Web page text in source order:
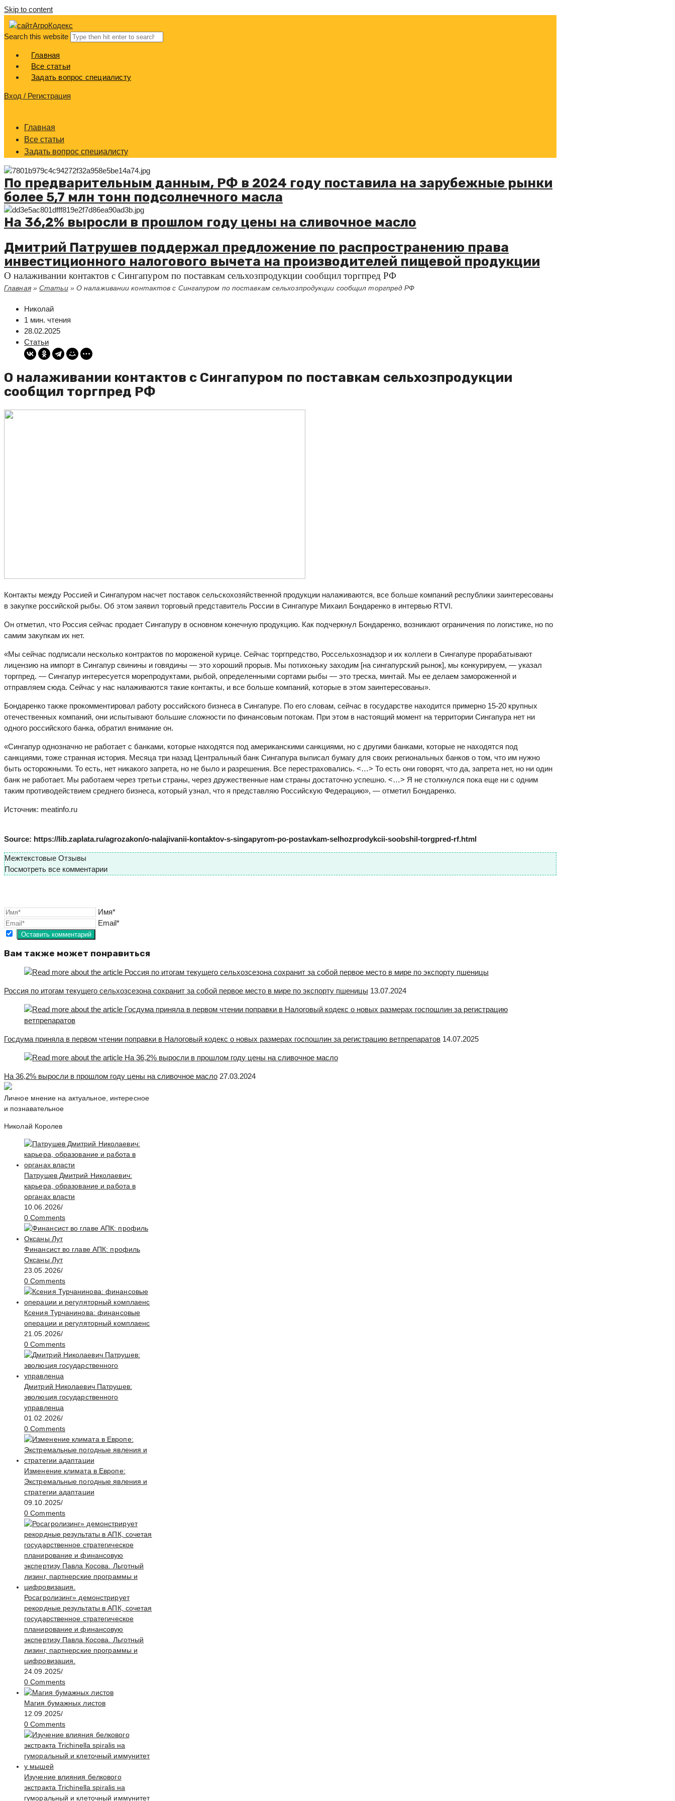
Skip to content
АгроКодекс
Search this website
Главная
Все статьи
Задать вопрос специалисту
Вход / Регистрация
Главная
Все статьи
Задать вопрос специалисту
По предварительным данным, РФ в 2024 году поставила на зарубежные рынки
более 5,7 млн тонн подсолнечного масла
На 36,2% выросли в прошлом году цены на сливочное масло
Дмитрий Патрушев поддержал предложение по распространению права
инвестиционного налогового вычета на производителей пищевой продукции
О налаживании контактов с Сингапуром по поставкам сельхозпродукции сообщил торгпред РФ
Главная»Статьи» О налаживании контактов с Сингапуром по поставкам сельхозпродукции сообщил торгпред РФ
Николай
1 мин. чтения
28.02.2025
Статьи
О налаживании контактов с Сингапуром по поставкам сельхозпродукции
сообщил торгпред РФ
Контакты между Россией и Сингапуром насчет поставок сельскохозяйственной продукции налаживаются, все больше компаний республики заинтересованы
в закупке российской рыбы. Об этом заявил торговый представитель России в Сингапуре Михаил Бондаренко в интервью RTVI.
Он отметил, что Россия сейчас продает Сингапуру в основном конечную продукцию. Как подчеркнул Бондаренко, возникают ограничения по логистике, но по
самим закупкам их нет.
«Мы сейчас подписали несколько контрактов по мороженой курице. Сейчас торгпредство, Россельхознадзор и их коллеги в Сингапуре прорабатывают
лицензию на импорт в Сингапур свинины и говядины — это хороший прорыв. Мы потихоньку заходим [на сингапурский рынок], мы конкурируем, — указал
торгпред. — Сингапур интересуется морепродуктами, рыбой, определенными сортами рыбы — это треска, минтай. Мы ее делаем замороженной и
отправляем сюда. Сейчас у нас налаживаются такие контакты, и все больше компаний, которые в этом заинтересованы».
Бондаренко также прокомментировал работу российского бизнеса в Сингапуре. По его словам, сейчас в государстве находится примерно 15-20 крупных
отечественных компаний, они испытывают большие сложности по финансовым потокам. При этом в настоящий момент на территории Сингапура нет ни
одного российского банка, обратил внимание он.
«Сингапур однозначно не работает с банками, которые находятся под американскими санкциями, но с другими банками, которые не находятся под
санкциями, тоже странная история. Месяца три назад Центральный банк Сингапура выписал бумагу для своих региональных банков о том, что им нужно
быть осторожными. То есть, нет никакого запрета, но не было и разрешения. Все перестраховались. <…> То есть они говорят, что да, запрета нет, но ни один
банк не работает. Мы работаем через третьи страны, через дружественные нам страны достаточно успешно. <…> Я не столкнулся пока еще ни с одним
таким противодействием среднего бизнеса, который узнал, что я представляю Российскую Федерацию», — отметил Бондаренко.
Источник: meatinfo.ru
Source: https://lib.zaplata.ru/agrozakon/o-nalajivanii-kontaktov-s-singapyrom-po-postavkam-selhozprodykcii-soobshil-torgpred-rf.html
Межтекстовые Отзывы
Посмотреть все комментарии
Имя*
Email*
Вам также может понравиться
Россия по итогам текущего сельхозсезона сохранит за собой первое место в мире по экспорту пшеницы 13.07.2024
Госдума приняла в первом чтении поправки в Налоговый кодекс о новых размерах госпошлин за регистрацию ветпрепаратов 14.07.2025
На 36,2% выросли в прошлом году цены на сливочное масло 27.03.2024
Личное мнение на актуальное, интересное
и познавательное
Николай Королев
Патрушев Дмитрий Николаевич:
карьера, образование и работа в
органах власти
10.06.2026/
0 Comments
Финансист во главе АПК: профиль
Оксаны Лут
23.05.2026/
0 Comments
Ксения Турчанинова: финансовые
операции и регуляторный комплаенс
21.05.2026/
0 Comments
Дмитрий Николаевич Патрушев:
эволюция государственного
управленца
01.02.2026/
0 Comments
Изменение климата в Европе:
Экстремальные погодные явления и
стратегии адаптации
09.10.2025/
0 Comments
Росагролизинг» демонстрирует
рекордные результаты в АПК, сочетая
государственное стратегическое
планирование и финансовую
экспертизу Павла Косова. Льготный
лизинг, партнерские программы и
цифровизация.
24.09.2025/
0 Comments
Магия бумажных листов
12.09.2025/
0 Comments
Изучение влияния белкового
экстракта Trichinella spiralis на
гуморальный и клеточный иммунитет